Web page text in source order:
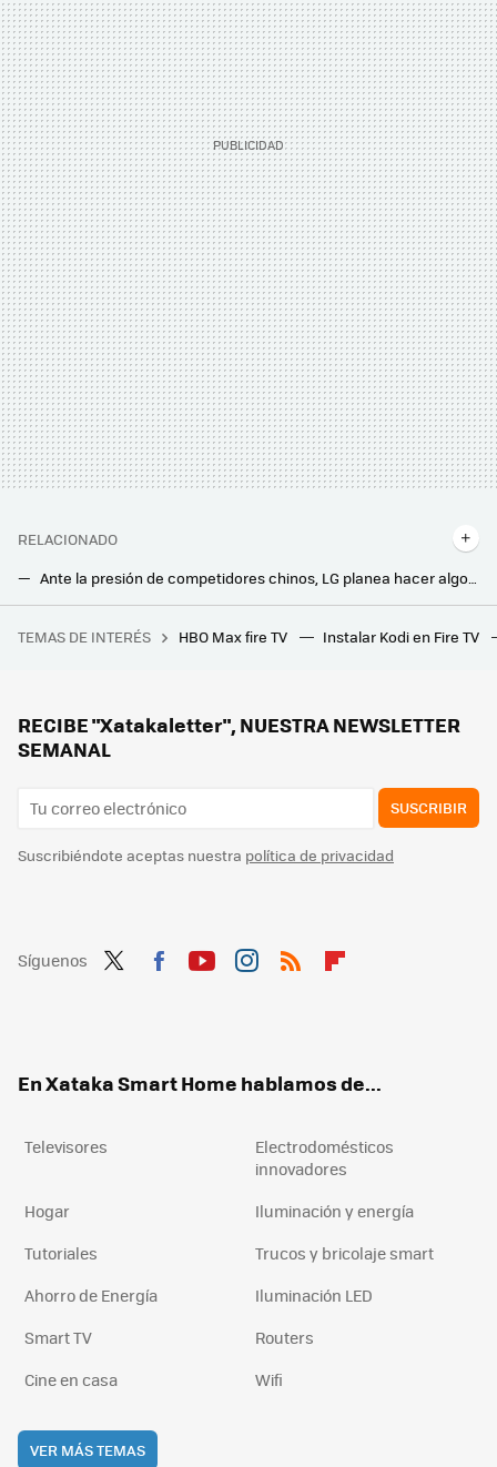
RELACIONADO
Ante la presión de competidores chinos, LG planea hacer algo poco habitual: montar un panel QD-OLED de Samsung
Quedan 10 días para la llegada del mayor éxito anime de todos los tiempos. Fecha, hora y plataformas para ver Guardianes de la Noche: La Fortaleza Infinita en streaming
TEMAS DE INTERÉS HBO Max fire TV Instalar Kodi en Fire TV
RECIBE "Xatakaletter", NUESTRA NEWSLETTER
SEMANAL
SUSCRIBIR
Suscribiéndote aceptas nuestra política de privacidad
Síguenos
En Xataka Smart Home hablamos de...
Televisores
Electrodomésticos
innovadores
Hogar
Iluminación y energía
Tutoriales
Trucos y bricolaje smart
Ahorro de Energía
Iluminación LED
Smart TV
Routers
Cine en casa
Wifi
VER MÁS TEMAS